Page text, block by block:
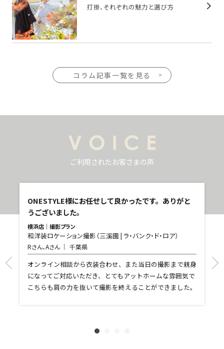
打掛、それぞれの魅力と選び方
コラム記事一覧を見る
ご利用されたお客さまの声
ONESTYLE様にお任せして良かったです。ありがと
うございました。
横浜店｜撮影プラン
和洋装ロケーション撮影（三溪園 | ラ・バンク・ド・ロア）
Rさん、Aさん 千葉県
オンライン相談から衣装合わせ、また当日の撮影まで親身
になってご対応いただき、とてもアットホームな雰囲気で
こちらも肩の力を抜いて撮影を終えることができました。